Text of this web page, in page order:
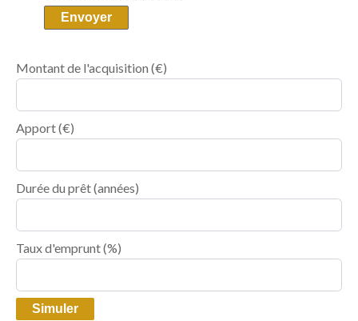
Envoyer
Montant de l'acquisition (€)
Apport(€)
Durée du prêt(années)
Taux d'emprunt(%)
Simuler